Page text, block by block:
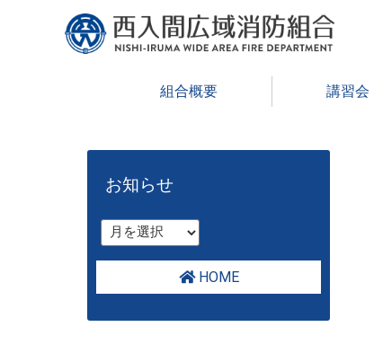
組合概要 講習会
お知らせ
HOME